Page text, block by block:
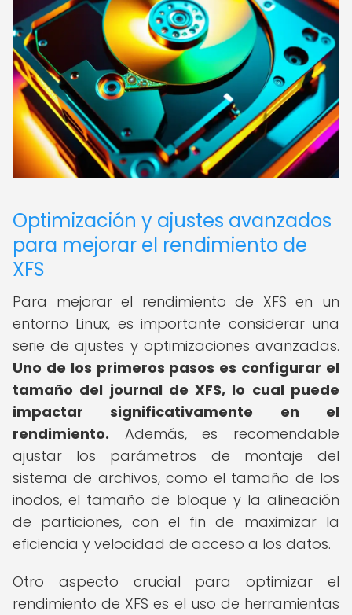
Optimización y ajustes avanzados
para mejorar el rendimiento de
XFS
Para mejorar el rendimiento de XFS en un
entorno Linux, es importante considerar una
serie de ajustes y optimizaciones avanzadas.
Uno de los primeros pasos es configurar el
tamaño del journal de XFS, lo cual puede
impactar significativamente en el
rendimiento. Además, es recomendable
ajustar los parámetros de montaje del
sistema de archivos, como el tamaño de los
inodos, el tamaño de bloque y la alineación
de particiones, con el fin de maximizar la
eficiencia y velocidad de acceso a los datos.
Otro aspecto crucial para optimizar el
rendimiento de XFS es el uso de herramientas